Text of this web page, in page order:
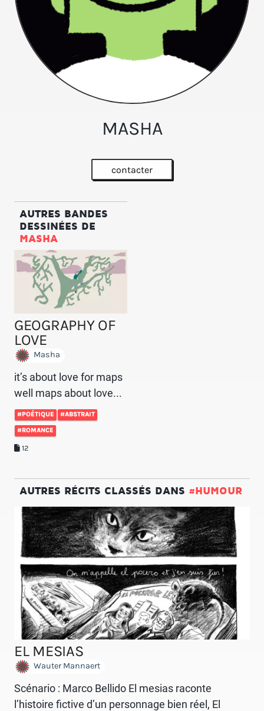
MASHA
contacter
AUTRES BANDES
DESSINÉES DE
MASHA
GEOGRAPHY OF
LOVE
Masha
it’s about love for maps
well maps about love...
#POÉTIQUE #ABSTRAIT
#ROMANCE
12
AUTRES RÉCITS CLASSÉS DANS #HUMOUR
EL MESIAS
Wauter Mannaert
Scénario : Marco Bellido El mesias raconte
l’histoire fictive d’un personnage bien réel, El